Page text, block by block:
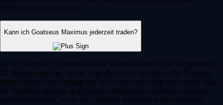
Mindestbetrag ausführen.
Kann ich Goatseus Maximus jederzeit traden?
Ja, im Gegensatz zu traditionellen Aktienmärkten ist der Kryptomarkt
24 Stunden am Tag, sieben Tage die Woche geöffnet. Die Nutzung
einer mobilen Anwendung wie der Crypto.com App stellt sicher, dass
Sie Kursbewegungen in Echtzeit verfolgen und Aufträge jederzeit
ausführen können, wenn Sie Goatseus Maximus traden möchten.